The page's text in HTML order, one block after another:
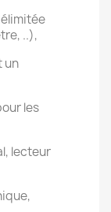
..),
un
les
lecteur